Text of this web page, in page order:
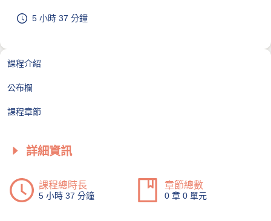
課程介紹
公布欄
課程章節
詳細資訊
課程總時長
5 小時 37 分鐘
章節總數
0 章 0 單元
5 小時 37 分鐘